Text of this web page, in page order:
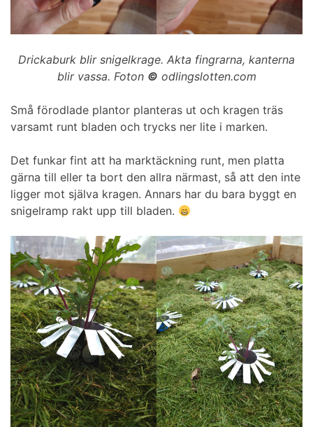
Drickaburk blir snigelkrage. Akta fingrarna, kanterna
blir vassa. Foton © odlingslotten.com
Små förodlade plantor planteras ut och kragen träs
varsamt runt bladen och trycks ner lite i marken.
Det funkar fint att ha marktäckning runt, men platta
gärna till eller ta bort den allra närmast, så att den inte
ligger mot själva kragen. Annars har du bara byggt en
snigelramp rakt upp till bladen.